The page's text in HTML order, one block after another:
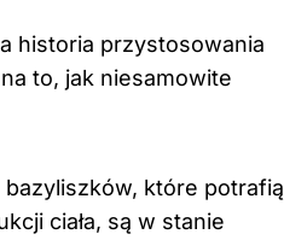
historia przystosowania
to, jak niesamowite
które potrafią
ciała, są w stanie